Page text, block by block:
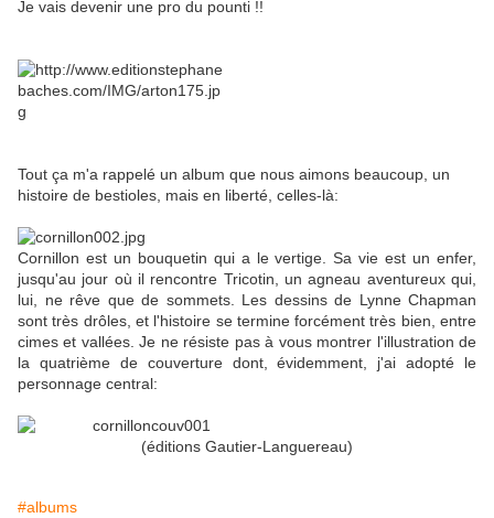
Je vais devenir une pro du pounti !!
Tout ça m'a rappelé un album que nous aimons beaucoup, un
histoire de bestioles, mais en liberté, celles-là:
Cornillon est un bouquetin qui a le vertige. Sa vie est un enfer,
jusqu'au jour où il rencontre Tricotin, un agneau aventureux qui,
lui, ne rêve que de sommets. Les dessins de Lynne Chapman
sont très drôles, et l'histoire se termine forcément très bien, entre
cimes et vallées. Je ne résiste pas à vous montrer l'illustration de
la quatrième de couverture dont, évidemment, j'ai adopté le
personnage central:
(éditions Gautier-Languereau)
#albums